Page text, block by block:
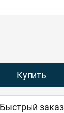
Купить
Быстрый заказ